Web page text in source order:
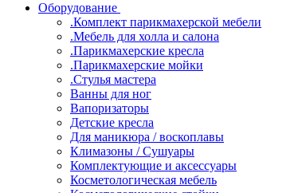
Оборудование
.Комплект парикмахерской мебели
.Мебель для холла и салона
.Парикмахерские кресла
.Парикмахерские мойки
.Стулья мастера
Ванны для ног
Вапоризаторы
Детские кресла
Для маникюра / воскоплавы
Климазоны / Сушуары
Комплектующие и аксессуары
Косметологическая мебель